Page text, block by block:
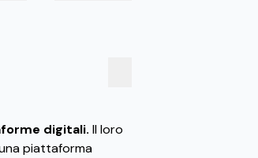
digitali. Il loro
piattaforma